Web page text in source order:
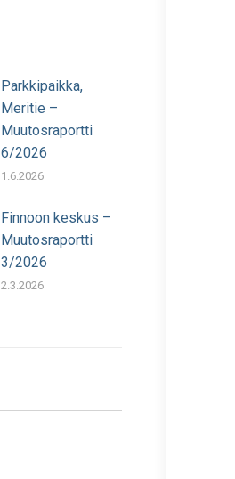
Parkkipaikka,
Meritie –
Muutosraportti
6/2026
1.6.2026
Finnoon keskus –
Muutosraportti
3/2026
2.3.2026